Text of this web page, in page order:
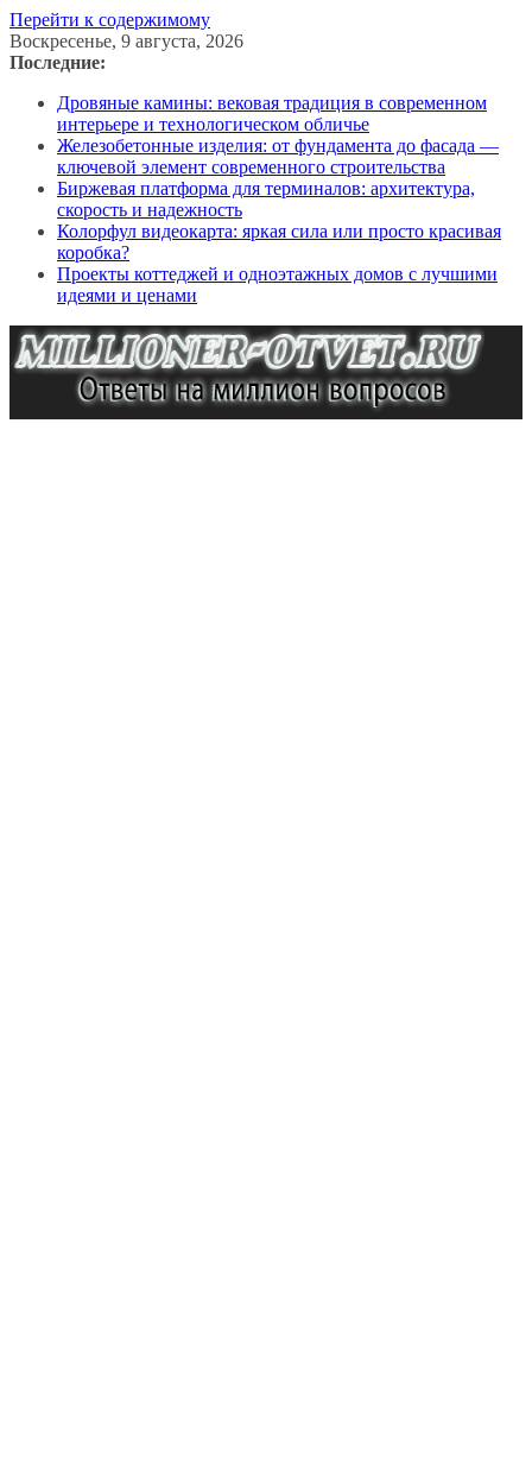
Перейти к содержимому
Воскресенье, 9 августа, 2026
Последние:
Дровяные камины: вековая традиция в современном
интерьере и технологическом обличье
Железобетонные изделия: от фундамента до фасада —
ключевой элемент современного строительства
Биржевая платформа для терминалов: архитектура,
скорость и надежность
Колорфул видеокарта: яркая сила или просто красивая
коробка?
Проекты коттеджей и одноэтажных домов с лучшими
идеями и ценами